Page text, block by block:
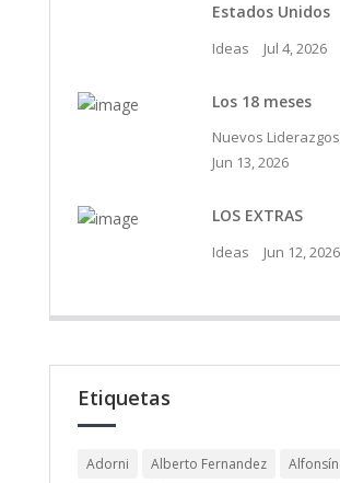
Estados Unidos
Ideas Jul 4, 2026
Los 18 meses
Nuevos Liderazgos
Jun 13, 2026
LOS EXTRAS
Ideas Jun 12, 2026
Etiquetas
Adorni Alberto Fernandez
Alfonsín